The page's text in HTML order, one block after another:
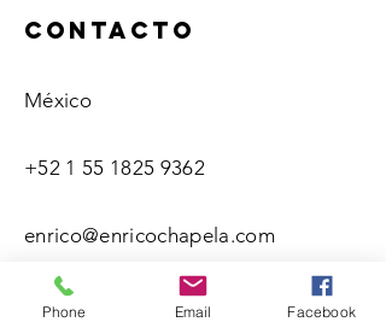
ContactO
México
+52 1 55 1825 9362
enrico@enricochapela.com
Phone Email Facebook